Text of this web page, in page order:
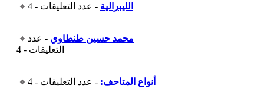
الليبرالية - عدد التعليقات - 4
محمد حسين طنطاوي - عدد
التعليقات - 4
أنواع المتاحف: - عدد التعليقات - 4